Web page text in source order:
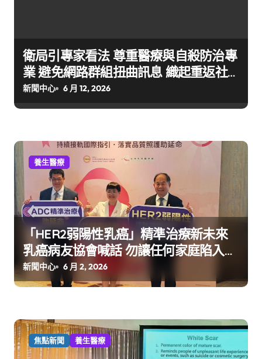
衛局引專家看法 尊重醫療與自殺防治專
業 避免網路群組扭曲訊息 織起重返社
區的溫柔防護網
新聞中心 6 月 12, 2026
養生醫療
「HER2弱陽性乳癌」精準治療新未來
乳癌病友協會喊話 勿讓任何家庭陷入
「同病不同命」遺憾
新聞中心 6 月 2, 2026
焦點新聞 養生醫療